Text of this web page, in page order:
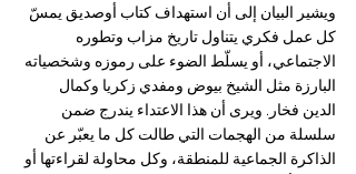
ويشير البيان إلى أن استهداف كتاب أوصديق يمسّ
كل عمل فكري يتناول تاريخ مزاب وتطوره
الاجتماعي، أو يسلّط الضوء على رموزه وشخصياته
البارزة مثل الشيخ بيوض ومفدي زكريا وكمال
الدين فخار. ويرى أن هذا الاعتداء يندرج ضمن
سلسلة من الهجمات التي طالت كل ما يعبّر عن
الذاكرة الجماعية للمنطقة، وكل محاولة لقراءتها أو